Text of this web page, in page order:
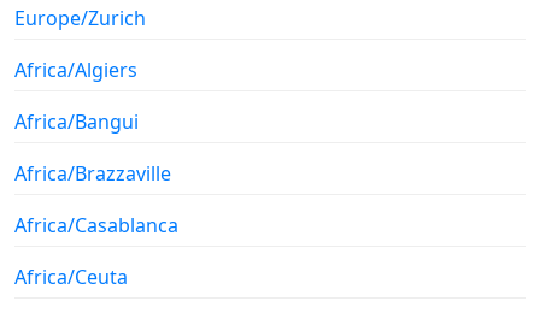
Europe/Zurich
Africa/Algiers
Africa/Bangui
Africa/Brazzaville
Africa/Casablanca
Africa/Ceuta